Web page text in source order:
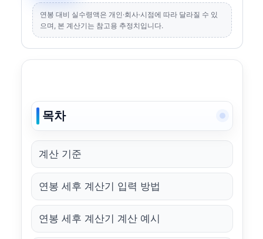
연봉 대비 실수령액은 개인·회사·시점에 따라 달라질 수 있
으며, 본 계산기는 참고용 추정치입니다.
목차
계산 기준
연봉 세후 계산기 입력 방법
연봉 세후 계산기 계산 예시